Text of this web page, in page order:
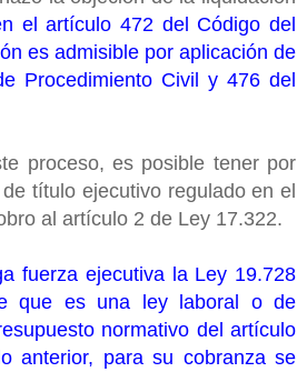
el artículo 472 del Código del
es admisible por aplicación de
Procedimiento Civil y 476 del
proceso, es posible tener por
título ejecutivo regulado en el
al artículo 2 de Ley 17.322.
fuerza ejecutiva la Ley 19.728
que es una ley laboral o de
normativo del artículo
anterior, para su cobranza se